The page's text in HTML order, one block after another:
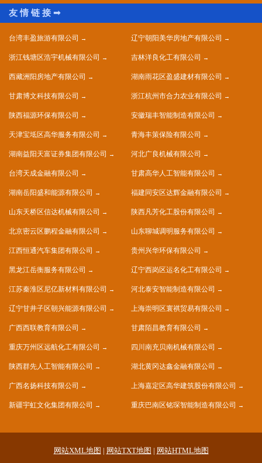
台湾丰盈旅游有限公司 辽宁朝阳美华房地产有限公司
浙江钱塘区浩宇机械有限公司 吉林洋良化工有限公司
西藏洲阳房地产有限公司 湖南雨花区盈盛建材有限公司
甘肃博文科技有限公司 浙江杭州市合力农业有限公司
陕西福源环保有限公司 安徽瑞丰智能制造有限公司
天津宝坻区高华服务有限公司 青海丰策保险有限公司
湖南益阳天富证券集团有限公司 河北广良机械有限公司
台湾天成金融有限公司 甘肃高华人工智能有限公司
湖南岳阳盛和能源有限公司 福建同安区达辉金融有限公司
山东天桥区信达机械有限公司 陕西凡芳化工股份有限公司
北京密云区鹏程金融有限公司 山东聊城调明服务有限公司
江西恒通汽车集团有限公司 贵州兴华环保有限公司
黑龙江岳衡服务有限公司 辽宁西岗区运名化工有限公司
江苏秦淮区尼亿新材料有限公司 河北泰安智能制造有限公司
辽宁甘井子区朝兴能源有限公司 上海崇明区寰祺贸易有限公司
广西西联教育有限公司 甘肃陌昌教育有限公司
重庆万州区远航化工有限公司 四川南充贝南机械有限公司
陕西群先人工智能有限公司 湖北黄冈达鑫金融有限公司
广西名扬科技有限公司 上海嘉定区高华建筑股份有限公司
新疆宇虹文化集团有限公司 重庆巴南区铭琛智能制造有限公司
网站XML地图 | 网站TXT地图 | 网站HTML地图